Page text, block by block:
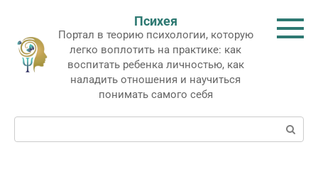
контенту
Психея
Портал в теорию психологии, которую
легко воплотить на практике: как
воспитать ребенка личностью, как
наладить отношения и научиться
понимать самого себя
Поиск: